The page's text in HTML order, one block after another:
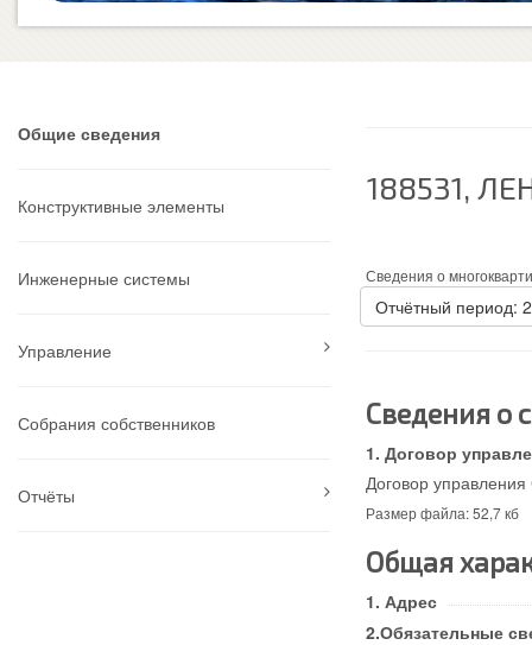
Общие сведения
Конструктивные элементы
Инженерные системы
Управление
Собрания собственников
Отчёты
188531,
Сведения о
Отчётный период:
Сведения о
Договор
Договор
Размер файла: 52,7 кб
Общая
Адрес
Обязательные